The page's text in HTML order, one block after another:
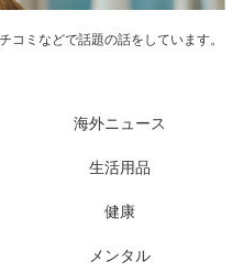
コミなどで話題の話をしています。
海外ニュース
生活用品
健康
メンタル